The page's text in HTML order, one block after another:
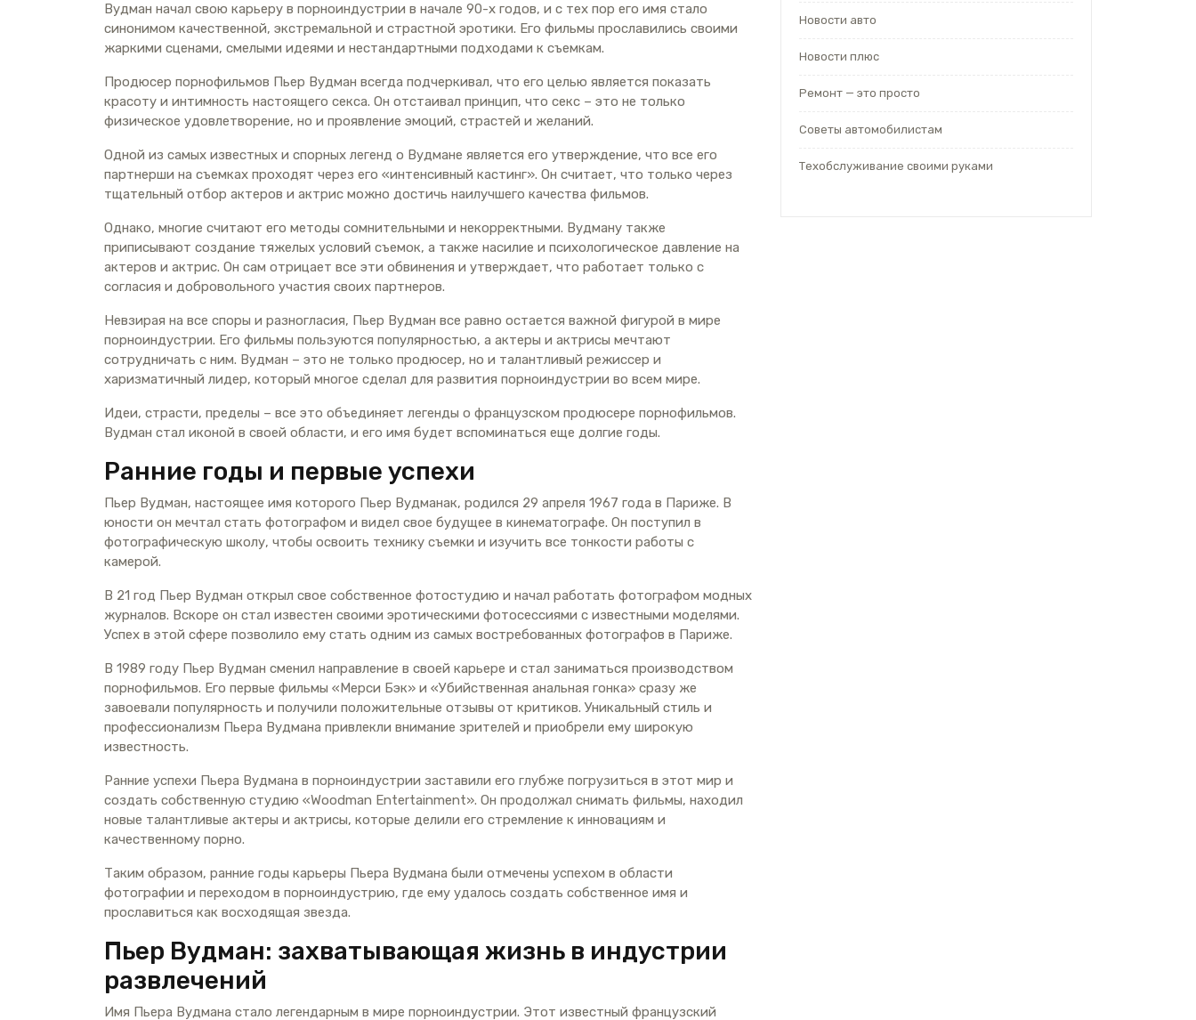
Вудман начал свою карьеру в порноиндустрии в начале 90-х годов, и с тех пор его имя стало
синонимом качественной, экстремальной и страстной эротики. Его фильмы прославились своими
жаркими сценами, смелыми идеями и нестандартными подходами к съемкам.
Продюсер порнофильмов Пьер Вудман всегда подчеркивал, что его целью является показать
красоту и интимность настоящего секса. Он отстаивал принцип, что секс – это не только
физическое удовлетворение, но и проявление эмоций, страстей и желаний.
Одной из самых известных и спорных легенд о Вудмане является его утверждение, что все его
партнерши на съемках проходят через его «интенсивный кастинг». Он считает, что только через
тщательный отбор актеров и актрис можно достичь наилучшего качества фильмов.
Однако, многие считают его методы сомнительными и некорректными. Вудману также
приписывают создание тяжелых условий съемок, а также насилие и психологическое давление на
актеров и актрис. Он сам отрицает все эти обвинения и утверждает, что работает только с
согласия и добровольного участия своих партнеров.
Невзирая на все споры и разногласия, Пьер Вудман все равно остается важной фигурой в мире
порноиндустрии. Его фильмы пользуются популярностью, а актеры и актрисы мечтают
сотрудничать с ним. Вудман – это не только продюсер, но и талантливый режиссер и
харизматичный лидер, который многое сделал для развития порноиндустрии во всем мире.
Идеи, страсти, пределы – все это объединяет легенды о французском продюсере порнофильмов.
Вудман стал иконой в своей области, и его имя будет вспоминаться еще долгие годы.
Ранние годы и первые успехи
Пьер Вудман, настоящее имя которого Пьер Вудманак, родился 29 апреля 1967 года в Париже. В
юности он мечтал стать фотографом и видел свое будущее в кинематографе. Он поступил в
фотографическую школу, чтобы освоить технику съемки и изучить все тонкости работы с
камерой.
В 21 год Пьер Вудман открыл свое собственное фотостудию и начал работать фотографом модных
журналов. Вскоре он стал известен своими эротическими фотосессиями с известными моделями.
Успех в этой сфере позволило ему стать одним из самых востребованных фотографов в Париже.
В 1989 году Пьер Вудман сменил направление в своей карьере и стал заниматься производством
порнофильмов. Его первые фильмы «Мерси Бэк» и «Убийственная анальная гонка» сразу же
завоевали популярность и получили положительные отзывы от критиков. Уникальный стиль и
профессионализм Пьера Вудмана привлекли внимание зрителей и приобрели ему широкую
известность.
Ранние успехи Пьера Вудмана в порноиндустрии заставили его глубже погрузиться в этот мир и
создать собственную студию «Woodman Entertainment». Он продолжал снимать фильмы, находил
новые талантливые актеры и актрисы, которые делили его стремление к инновациям и
качественному порно.
Таким образом, ранние годы карьеры Пьера Вудмана были отмечены успехом в области
фотографии и переходом в порноиндустрию, где ему удалось создать собственное имя и
прославиться как восходящая звезда.
Пьер Вудман: захватывающая жизнь в индустрии
развлечений
Имя Пьера Вудмана стало легендарным в мире порноиндустрии. Этот известный французский
Новости авто
Новости плюс
Ремонт — это просто
Советы автомобилистам
Техобслуживание своими руками